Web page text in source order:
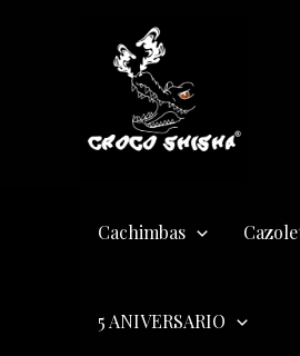
Cachimbas
5 ANIVERSARIO